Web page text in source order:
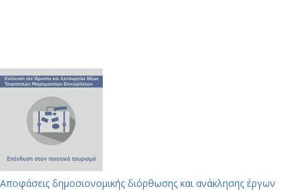
Αποφάσεις δημοσιονομικής διόρθωσης και ανάκλησης έργων